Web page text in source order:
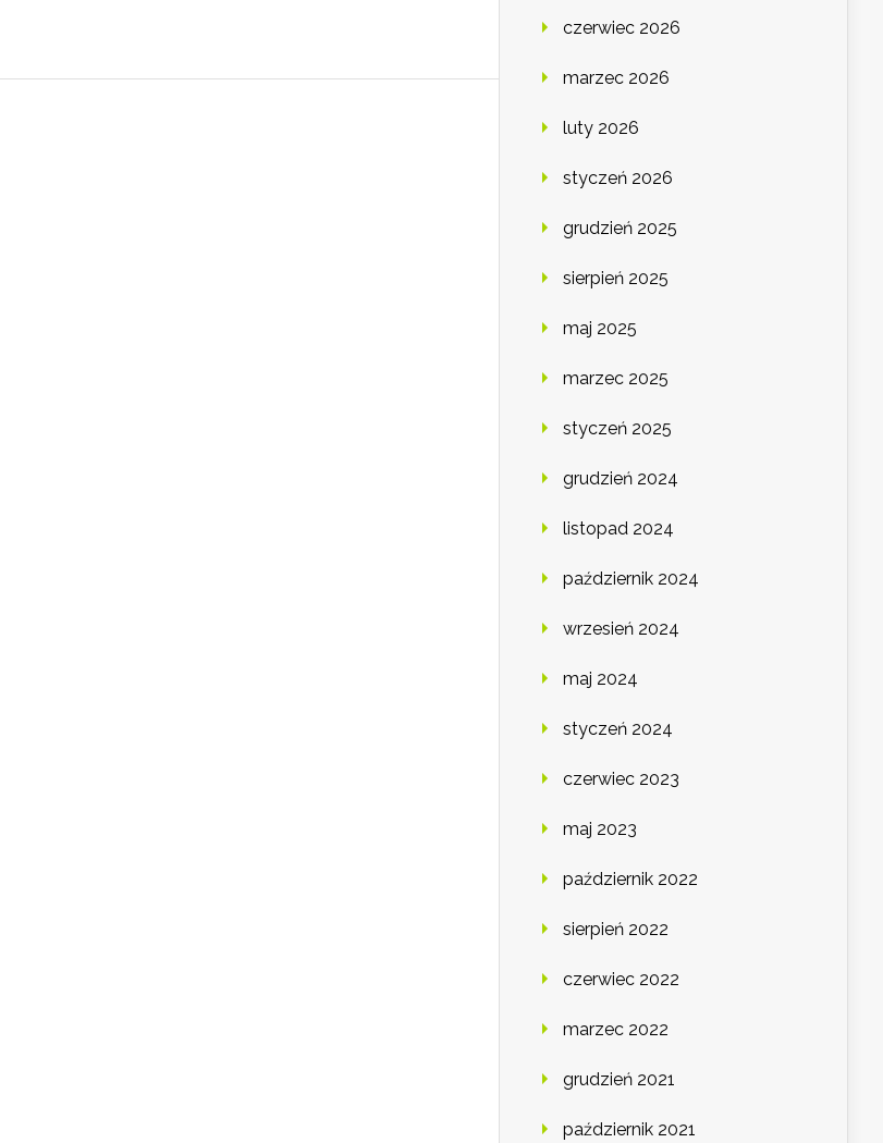
czerwiec 2026
marzec 2026
luty 2026
styczeń 2026
grudzień 2025
sierpień 2025
maj 2025
marzec 2025
styczeń 2025
grudzień 2024
listopad 2024
październik 2024
wrzesień 2024
maj 2024
styczeń 2024
czerwiec 2023
maj 2023
październik 2022
sierpień 2022
czerwiec 2022
marzec 2022
grudzień 2021
październik 2021